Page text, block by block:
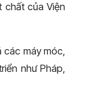
chất của Viện
các máy móc,
như Pháp,